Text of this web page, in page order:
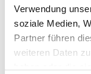
Verwendung
soziale Medien,
Partner führen
weiteren Daten
Kontakt: